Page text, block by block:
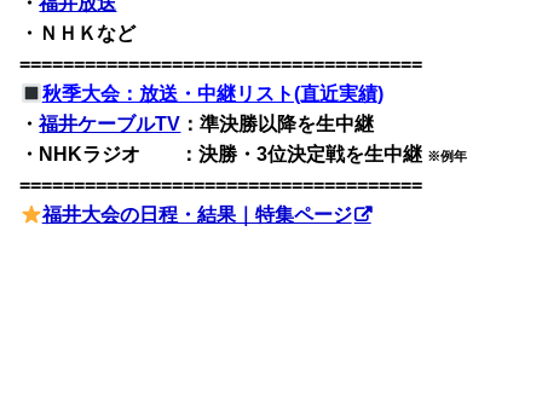
・ＮＨＫなど
=====================================
秋季大会：放送・中継リスト(直近実績)
・福井ケーブルTV ：準決勝以降を生中継
・NHKラジオ ：決勝・3位決定戦を生中継 ※例年
=====================================
福井大会の日程・結果｜特集ページ